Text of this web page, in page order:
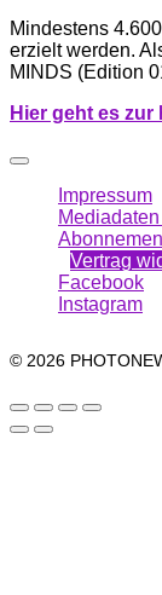
Mindestens
erzielt werden.
MINDS (Edition
Hier geht es zur
Impressum
Vertrag
Facebook
Instagram
© 2026